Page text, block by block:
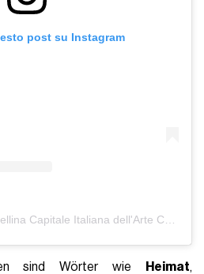
post su Instagram
sind Wörter wie Heimat,